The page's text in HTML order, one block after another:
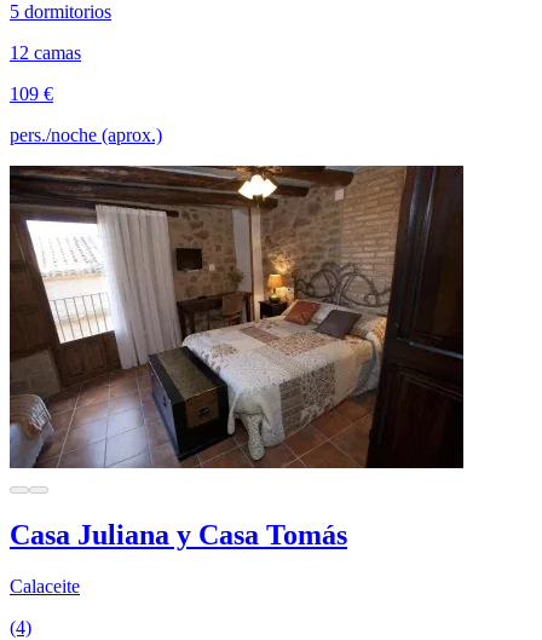
5 dormitorios
12 camas
109 €
pers./noche (aprox.)
Casa Juliana y Casa Tomás
Calaceite
(4)